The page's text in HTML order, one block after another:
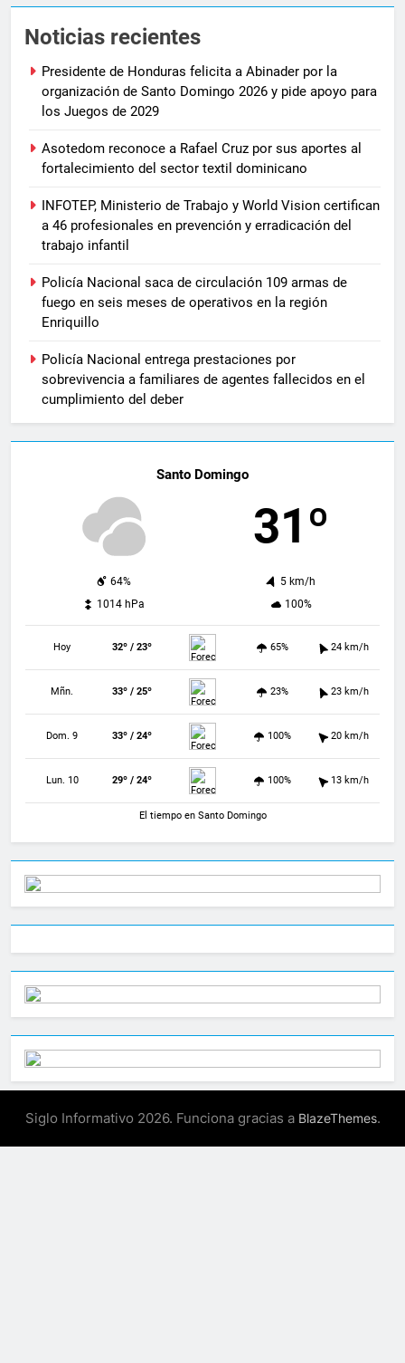
Noticias recientes
Presidente de Honduras felicita a Abinader por la
organización de Santo Domingo 2026 y pide apoyo para
los Juegos de 2029
Asotedom reconoce a Rafael Cruz por sus aportes al
fortalecimiento del sector textil dominicano
INFOTEP, Ministerio de Trabajo y World Vision certifican
a 46 profesionales en prevención y erradicación del
trabajo infantil
Policía Nacional saca de circulación 109 armas de
fuego en seis meses de operativos en la región
Enriquillo
Policía Nacional entrega prestaciones por
sobrevivencia a familiares de agentes fallecidos en el
cumplimiento del deber
Santo Domingo
31º
64%
5 km/h
1014 hPa
100%
Hoy 32º / 23º 65% 24 km/h
Mñn. 33º / 25º 23% 23 km/h
Dom. 9 33º / 24º 100% 20 km/h
Lun. 10 29º / 24º 100% 13 km/h
El tiempo en Santo Domingo
Siglo Informativo 2026. Funciona gracias a BlazeThemes.